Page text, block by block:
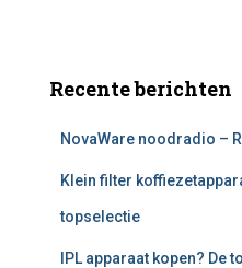
Recente berichten
NovaWare noodradio –
Klein filter
topselectie
IPL apparaat kopen? De